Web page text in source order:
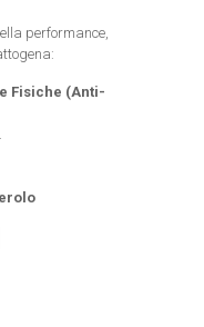
performance,
Fisiche (Anti-
.